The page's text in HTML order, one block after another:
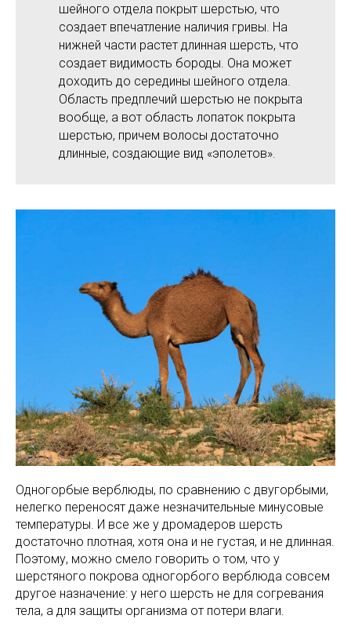
шейного отдела покрыт шерстью, что
создает впечатление наличия гривы. На
нижней части растет длинная шерсть, что
создает видимость бороды. Она может
доходить до середины шейного отдела.
Область предплечий шерстью не покрыта
вообще, а вот область лопаток покрыта
шерстью, причем волосы достаточно
длинные, создающие вид «эполетов».
Одногорбые верблюды, по сравнению с двугорбыми,
нелегко переносят даже незначительные минусовые
температуры. И все же у дромадеров шерсть
достаточно плотная, хотя она и не густая, и не длинная.
Поэтому, можно смело говорить о том, что у
шерстяного покрова одногорбого верблюда совсем
другое назначение: у него шерсть не для согревания
тела, а для защиты организма от потери влаги.